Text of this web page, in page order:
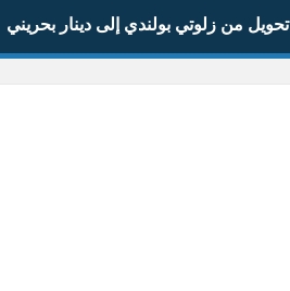
تحويل من زلوتي بولندي إلى دينار بحريني